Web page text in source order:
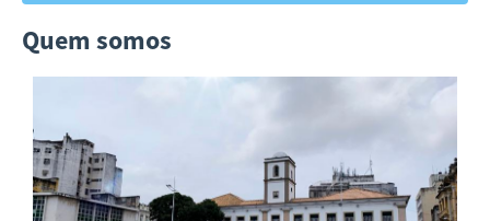
Quem somos